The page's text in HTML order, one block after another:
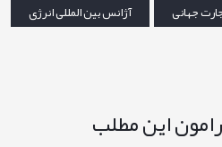
جهانی آژانس بین المللی انرژی
این مطلب